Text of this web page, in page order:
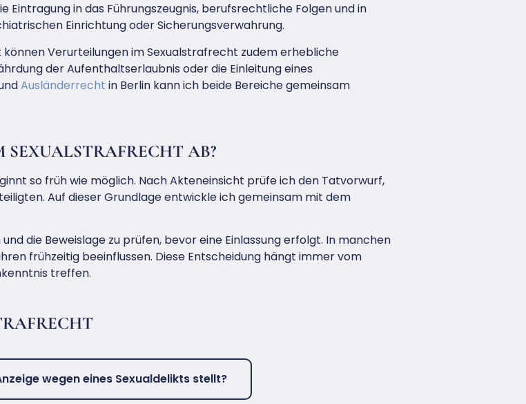
Eintragung in das Führungszeugnis, berufsrechtliche Folgen und in
Einrichtung oder Sicherungsverwahrung.
Verurteilungen im Sexualstrafrecht zudem erhebliche
der Aufenthaltserlaubnis oder die Einleitung eines
Ausländerrecht in Berlin kann ich beide Bereiche gemeinsam
AB?
so früh wie möglich. Nach Akteneinsicht prüfe ich den Tatvorwurf,
Auf dieser Grundlage entwickle ich gemeinsam mit dem
die Beweislage zu prüfen, bevor eine Einlassung erfolgt. In manchen
frühzeitig beeinflussen. Diese Entscheidung hängt immer vom
treffen.
wegen eines Sexualdelikts stellt?